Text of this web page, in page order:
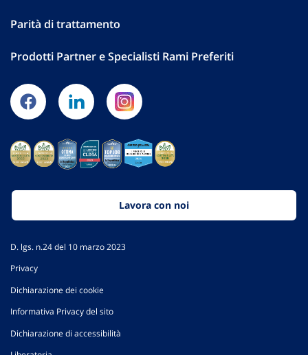
Parità di trattamento
Prodotti Partner e Specialisti Rami Preferiti
Lavora con noi
D. lgs. n.24 del 10 marzo 2023
Privacy
Dichiarazione dei cookie
Informativa Privacy del sito
Dichiarazione di accessibilità